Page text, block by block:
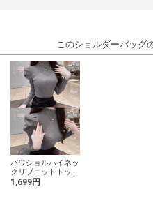
このショルダーバッグ
パワショルハイネッ
クリブニットトップ
ス1,699円